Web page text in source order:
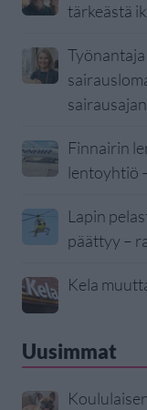
tärkeästä
Finnairin
lentoyhtiö
Lapin
päättyy –
Kela
Uusimmat